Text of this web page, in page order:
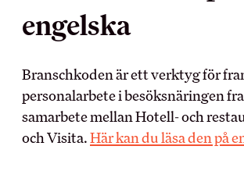
MEDLEMSKAPET
Medlemsförmåner
Kollektivavtal
Förtroendevald
Utbildningar
engelska
Branschkoden är ett verktyg för
personalarbete i besöksnäringen
samarbete mellan Hotell- och
och Visita.Här kan du läsa den på